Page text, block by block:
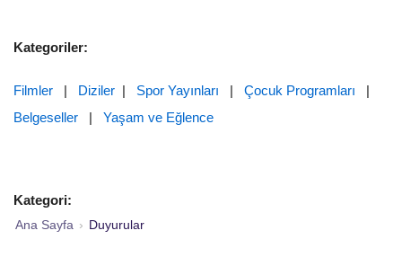
Kategoriler:
Filmler | Diziler | Spor Yayınları | Çocuk Programları |
Belgeseller | Yaşam ve Eğlence
Kategori:
Ana Sayfa › Duyurular